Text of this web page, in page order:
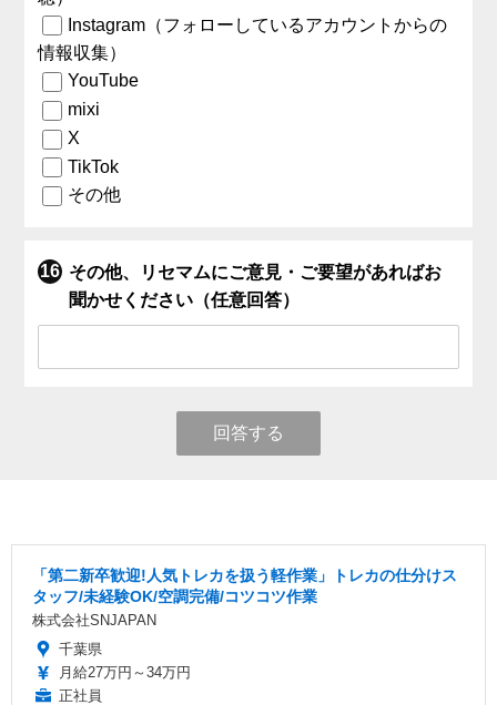
Instagram（フォローしているアカウントからの
情報収集）
YouTube
mixi
X
TikTok
その他
その他、リセマムにご意見・ご要望があればお
聞かせください（任意回答）
回答する
「第二新卒歓迎!人気トレカを扱う軽作業」トレカの仕分けス
タッフ/未経験OK/空調完備/コツコツ作業
株式会社SNJAPAN
千葉県
月給27万円～34万円
正社員